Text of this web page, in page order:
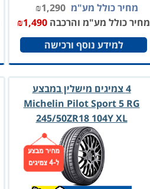
מחיר כולל מע"מ ₪1,290
מחיר כולל מע"מ והרכבה
₪1,490
למידע נוסף ורכישה
4 צמיגים מישלין במבצע
Michelin Pilot Sport 5 RG
245/50ZR18 104Y XL